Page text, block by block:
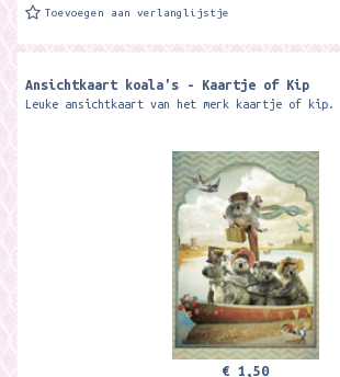
Toevoegen aan verlanglijstje
Ansichtkaart koala's - Kaartje of Kip
Leuke ansichtkaart van het merk kaartje of kip.
€ 1,50